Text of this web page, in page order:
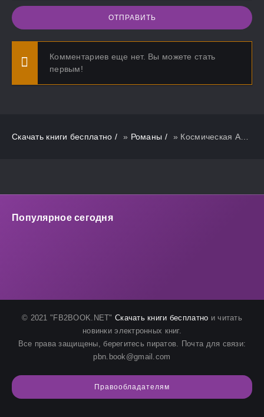
Популярное сегодня
ОТПРАВИТЬ
Комментариев еще нет. Вы можете стать
первым!
Скачать книги бесплатно » Романы » Космическая Амазонка
© 2021 "FB2BOOK.NET" Скачать книги бесплатно и читать
новинки электронных книг.
Все права защищены, берегитесь пиратов. Почта для связи:
pbn.book@gmail.com
Правообладателям